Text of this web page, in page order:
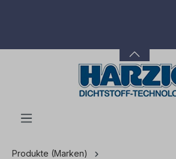
Produkte (Marken)